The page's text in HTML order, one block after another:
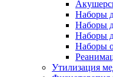
Наборы
Наборы
Наборы
Наборы
Утилизация